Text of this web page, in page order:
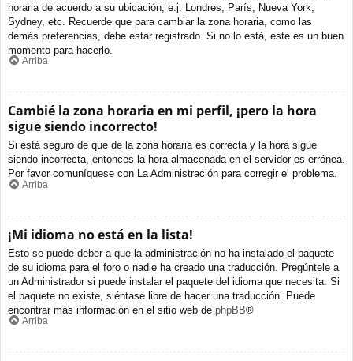
horaria de acuerdo a su ubicación, e.j. Londres, París, Nueva York,
Sydney, etc. Recuerde que para cambiar la zona horaria, como las
demás preferencias, debe estar registrado. Si no lo está, este es un buen
momento para hacerlo.
Arriba
Cambié la zona horaria en mi perfil, ¡pero la hora
sigue siendo incorrecto!
Si está seguro de que de la zona horaria es correcta y la hora sigue
siendo incorrecta, entonces la hora almacenada en el servidor es errónea.
Por favor comuníquese con La Administración para corregir el problema.
Arriba
¡Mi idioma no está en la lista!
Esto se puede deber a que la administración no ha instalado el paquete
de su idioma para el foro o nadie ha creado una traducción. Pregúntele a
un Administrador si puede instalar el paquete del idioma que necesita. Si
el paquete no existe, siéntase libre de hacer una traducción. Puede
encontrar más información en el sitio web de phpBB®
Arriba